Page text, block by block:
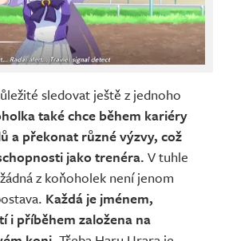
sledovat ještě z jednoho
také chce během kariéry
a překonat různé výzvy, což
jako trenéra. V tuhle
z koňoholek není jenom
Každá je jménem,
i příběhem založena na